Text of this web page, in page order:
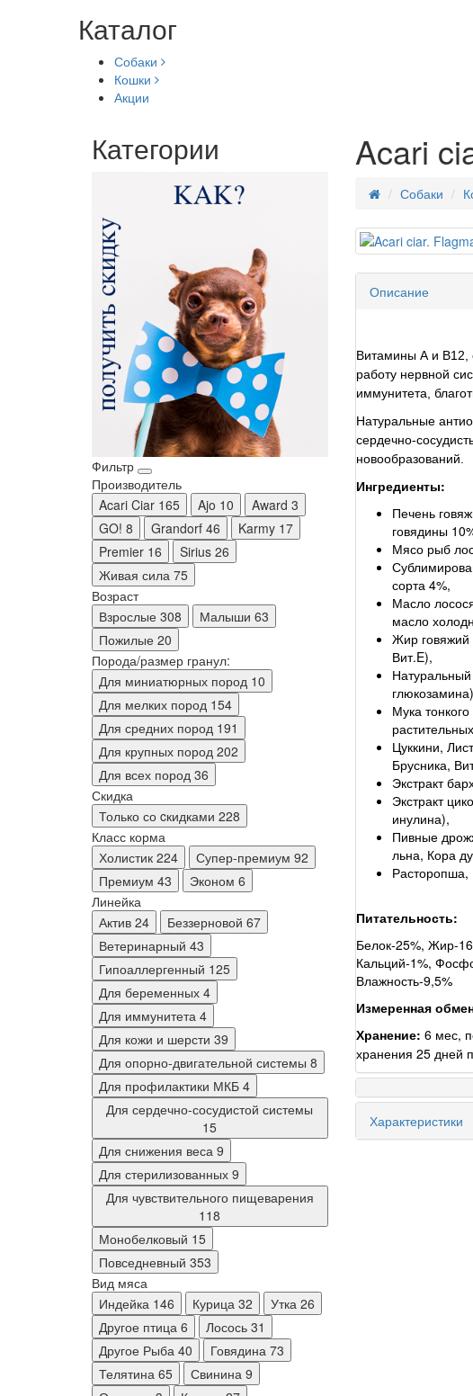
Каталог
Собаки
Кошки
Акции
Категории
Фильтр
Производитель
Acari Ciar 165 Ajo 10 Award 3
GO! 8 Grandorf 46 Karmy 17
Premier 16 Sirius 26
Живая сила 75
Возраст
Взрослые 308 Малыши 63
Пожилые 20
Порода/размер гранул:
Для миниатюрных пород 10
Для мелких пород 154
Для средних пород 191
Для крупных пород 202
Для всех пород 36
Скидка
Только со cкидками 228
Класс корма
Холистик 224 Супер-премиум 92
Премиум 43 Эконом 6
Линейка
Актив 24 Беззерновой 67
Ветеринарный 43
Гипоаллергенный 125
Для беременных 4
Для иммунитета 4
Для кожи и шерсти 39
Для опорно-двигательной системы 8
Для профилактики МКБ 4
Для сердечно-сосудистой системы
15
Для снижения веса 9
Для стерилизованных 9
Для чувствительного пищеварения
118
Монобелковый 15
Повседневный 353
Вид мяса
Индейка 146 Курица 32 Утка 26
Другое птица 6 Лосось 31
Другое Рыба 40 Говядина 73
Телятина 65 Свинина 9
Acari
Собаки
Описание
Витамины А и В12,
работу нервной
иммунитета,
Натуральные
сердечно-
новообразований.
Ингредиенты:
Печень
говядины
Мясо рыб
сорта 4%,
Масло
масло
Жир говяжий
Вит.E),
Мука
Цуккини,
Брусника,
Экстракт
Экстракт
инулина),
Пивные
льна, Кора
Питательность:
Белок-25%, Жир-
Кальций-1%,
Влажность-9,5%
Измеренная
Хранение: 6 мес,
хранения 25 дней
Характеристики